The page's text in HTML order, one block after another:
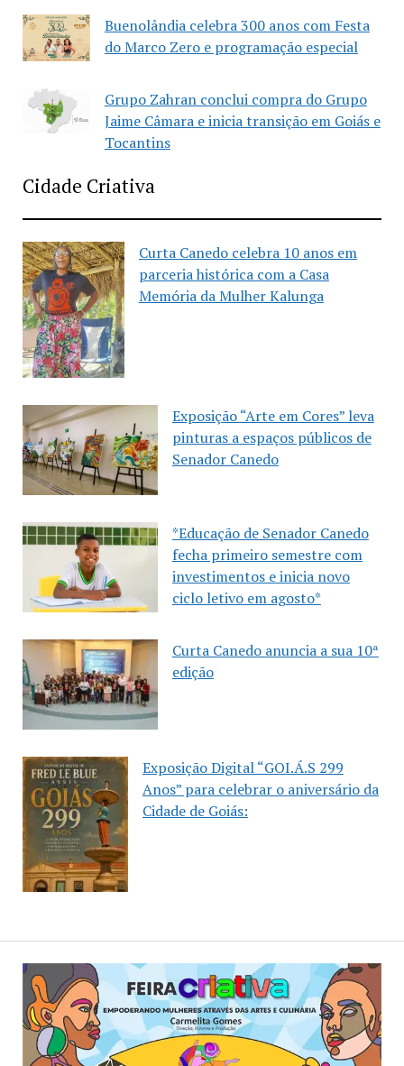
Buenolândia celebra 300 anos com Festa
do Marco Zero e programação especial
Grupo Zahran conclui compra do Grupo
Jaime Câmara e inicia transição em Goiás e
Tocantins
Cidade Criativa
Curta Canedo celebra 10 anos em
parceria histórica com a Casa
Memória da Mulher Kalunga
Exposição “Arte em Cores” leva
pinturas a espaços públicos de
Senador Canedo
*Educação de Senador Canedo
fecha primeiro semestre com
investimentos e inicia novo
ciclo letivo em agosto*
Curta Canedo anuncia a sua 10ª
edição
Exposição Digital “GOI.Á.S 299
Anos” para celebrar o aniversário da
Cidade de Goiás: